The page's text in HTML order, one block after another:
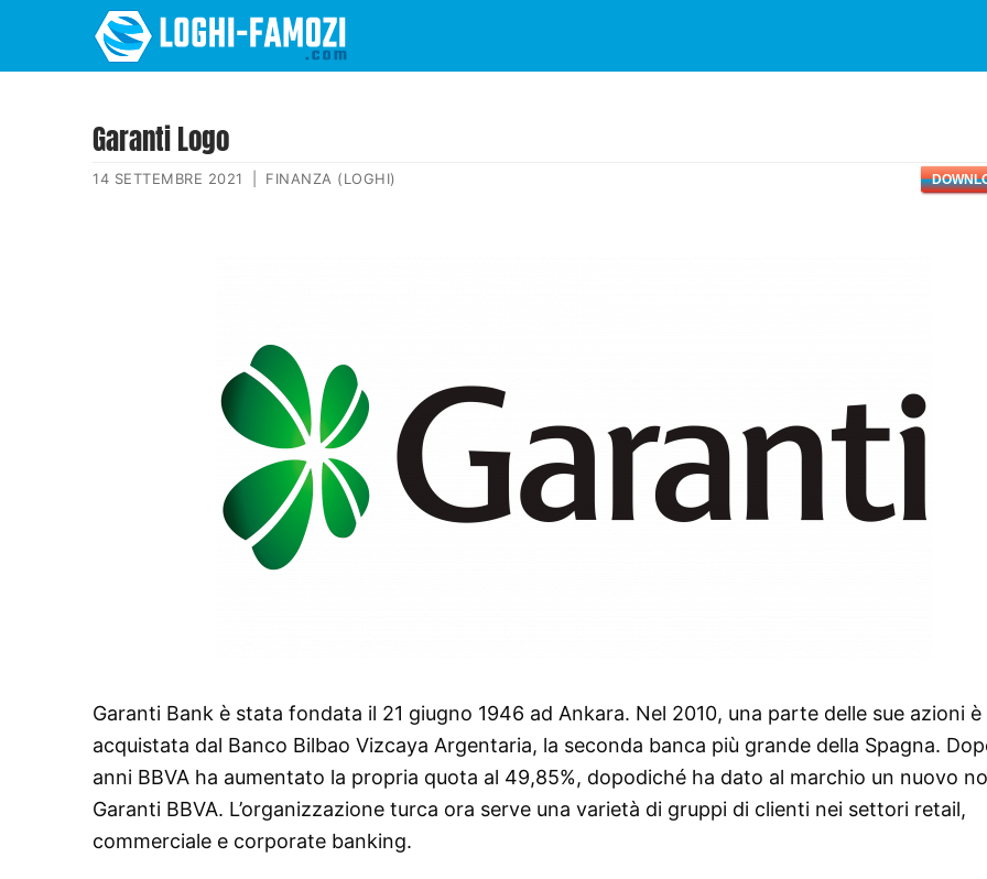
Garanti Logo
14 SETTEMBRE 2021 FINANZA (LOGHI)
Garanti Bank è stata fondata il 21 giugno 1946 ad Ankara. Nel 2010, una parte delle sue azioni
acquistata dal Banco Bilbao Vizcaya Argentaria, la seconda banca più grande della Spagna.
anni BBVA ha aumentato la propria quota al 49,85%, dopodiché ha dato al marchio un nuovo
Garanti BBVA. L’organizzazione turca ora serve una varietà di gruppi di clienti nei settori retail,
commerciale e corporate banking.